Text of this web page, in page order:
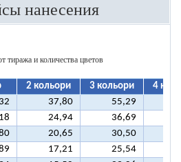
нанесения
тиража и количества цветов
2 кольори 3 кольори
4
37,80 55,29
24,94 36,69
20,65 30,50
17,21 25,54